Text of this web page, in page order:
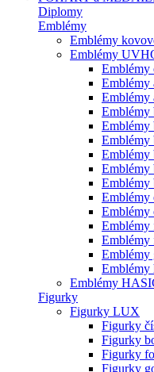
Diplomy
Emblémy
Emblémy
Emblémy
Emblémy
Emblémy
Emblémy
Emblémy
Emblémy
Emblémy
Emblémy
Emblémy
Emblémy
Emblémy
Emblémy
Emblémy
Emblémy
Emblémy
Emblémy
Emblémy
Figurky
Figurky LUX
Figurky
Figurky
Figurky
Figurky